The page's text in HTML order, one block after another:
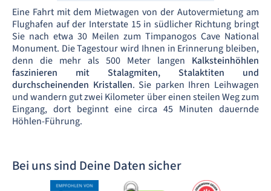
Eine Fahrt mit dem Mietwagen von der Autovermietung am
Flughafen auf der Interstate 15 in südlicher Richtung bringt
Sie nach etwa 30 Meilen zum Timpanogos Cave National
Monument. Die Tagestour wird Ihnen in Erinnerung bleiben,
denn die mehr als 500 Meter langen Kalksteinhöhlen
faszinieren mit Stalagmiten, Stalaktiten und
durchscheinenden Kristallen. Sie parken Ihren Leihwagen
und wandern gut zwei Kilometer über einen steilen Weg zum
Eingang, dort beginnt eine circa 45 Minuten dauernde
Höhlen-Führung.
Bei uns sind Deine Daten sicher